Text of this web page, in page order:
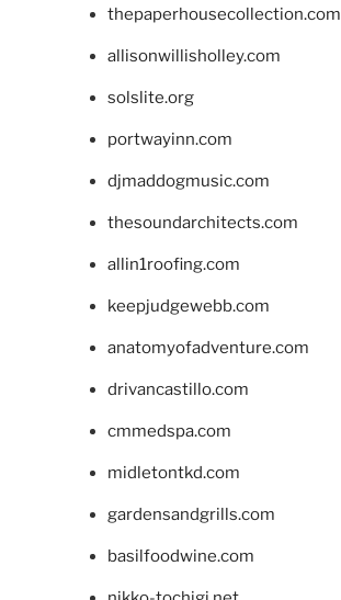
thepaperhousecollection.com
allisonwillisholley.com
solslite.org
portwayinn.com
djmaddogmusic.com
thesoundarchitects.com
allin1roofing.com
keepjudgewebb.com
anatomyofadventure.com
drivancastillo.com
cmmedspa.com
midletontkd.com
gardensandgrills.com
basilfoodwine.com